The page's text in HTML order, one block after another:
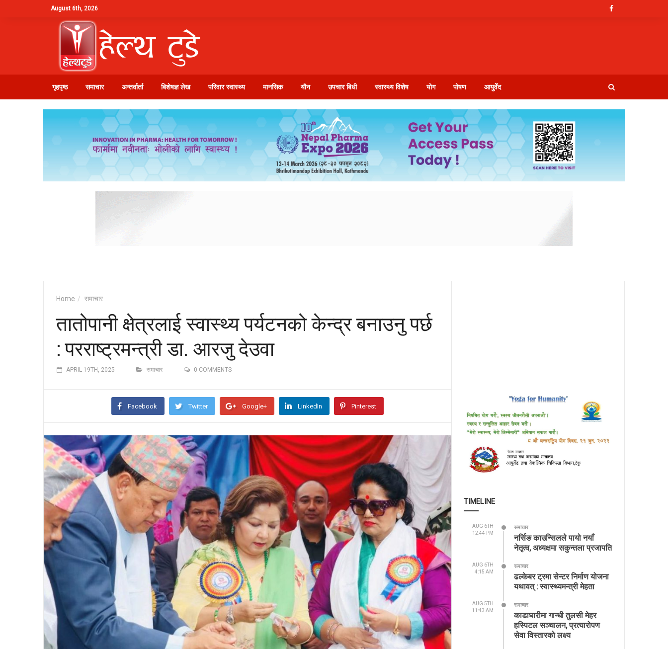
August 6th, 2026
गृहपृष्ठ समाचार अन्तर्वार्ता बिशेषज्ञ लेख परिवार स्वास्थ्य मानसिक यौन उपचार बिधी स्वास्थ्य विशेष योग पोषण आयुर्वेद
Home समाचार
तातोपानी क्षेत्रलाई स्वास्थ्य पर्यटनको केन्द्र बनाउनु पर्छ
: परराष्ट्रमन्त्री डा. आरजु देउवा
APRIL 19TH, 2025 समाचार 0 COMMENTS
Facebook Twitter Google+ LinkedIn Pinterest
TIMELINE
AUG 6TH
12:44 PM
समाचार
नर्सिङ काउन्सिलले पायो नयाँ
नेतृत्व, अध्यक्षमा सकुन्तला प्रजापति
AUG 6TH
4:15 AM
समाचार
ढल्केबर ट्रमा सेन्टर निर्माण योजना
यथावत् : स्वास्थ्यमन्त्री मेहता
AUG 5TH
11:43 AM
समाचार
काडाघारीमा गान्धी तुलसी मेहर
हस्पिटल सञ्चालन, प्रत्यारोपण
सेवा विस्तारको लक्ष्य